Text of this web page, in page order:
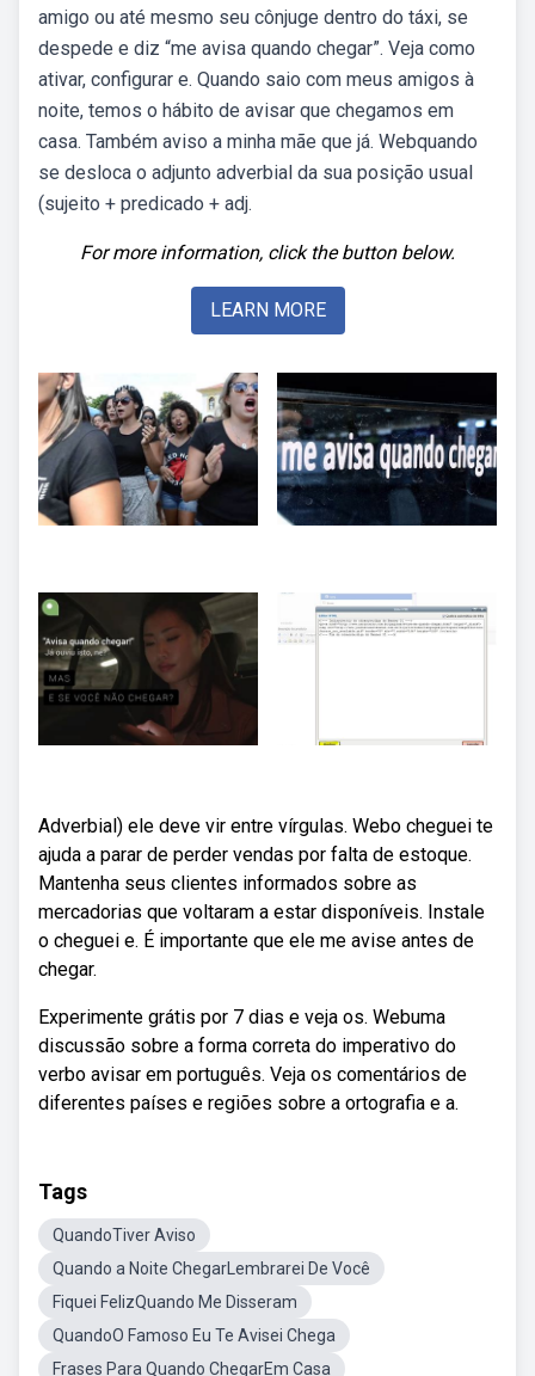
amigo ou até mesmo seu cônjuge dentro do táxi, se
despede e diz “me avisa quando chegar”. Veja como
ativar, configurar e. Quando saio com meus amigos à
noite, temos o hábito de avisar que chegamos em
casa. Também aviso a minha mãe que já. Webquando
se desloca o adjunto adverbial da sua posição usual
(sujeito + predicado + adj.
For more information, click the button below.
LEARN MORE
Adverbial) ele deve vir entre vírgulas. Webo cheguei te
ajuda a parar de perder vendas por falta de estoque.
Mantenha seus clientes informados sobre as
mercadorias que voltaram a estar disponíveis. Instale
o cheguei e. É importante que ele me avise antes de
chegar.
Experimente grátis por 7 dias e veja os. Webuma
discussão sobre a forma correta do imperativo do
verbo avisar em português. Veja os comentários de
diferentes países e regiões sobre a ortografia e a.
Tags
QuandoTiver Aviso
Quando a Noite ChegarLembrarei De Você
Fiquei FelizQuando Me Disseram
QuandoO Famoso Eu Te Avisei Chega
Frases Para Quando ChegarEm Casa